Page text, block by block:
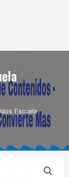
Escuela